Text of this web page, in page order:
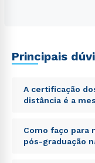
Principais
A certificação
distância é a
Sed ut
voluptatem
totam rem
Como faço para
pós-graduação